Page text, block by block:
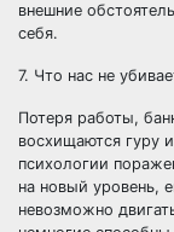
внешние
себя.
7. Что нас не
Потеря работы,
восхищаются гуру
психологии
на новый уровень,
невозможно